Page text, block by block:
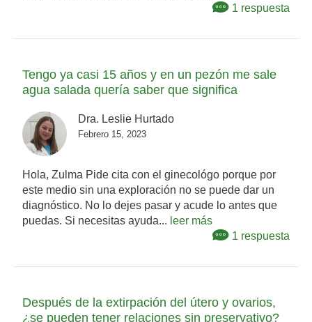
1 respuesta
Tengo ya casi 15 años y en un pezón me sale
agua salada quería saber que significa
Dra. Leslie Hurtado
Febrero 15, 2023
Hola, Zulma Pide cita con el ginecológo porque por
este medio sin una exploración no se puede dar un
diagnóstico. No lo dejes pasar y acude lo antes que
puedas. Si necesitas ayuda... leer más
1 respuesta
Después de la extirpación del útero y ovarios,
¿se pueden tener relaciones sin preservativo?